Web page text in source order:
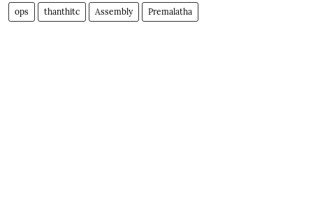
ops thanthitc Assembly Premalatha